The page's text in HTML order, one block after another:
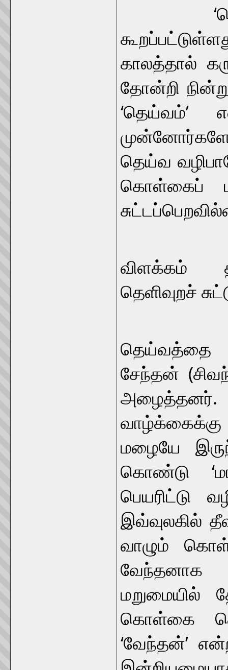
காலத்தால்
தோன்றி
‘தெய்வம்’
தெய்வ
கொள்கைப்
விளக்கம்
தெளிவுறச்
தெய்வத்தை
சேந்தன்
மழையே
கொண்டு
பெயரிட்டு
இவ்வுலகில்
வாழும்
மறுமையில்
கொள்கை
‘வேந்தன்’